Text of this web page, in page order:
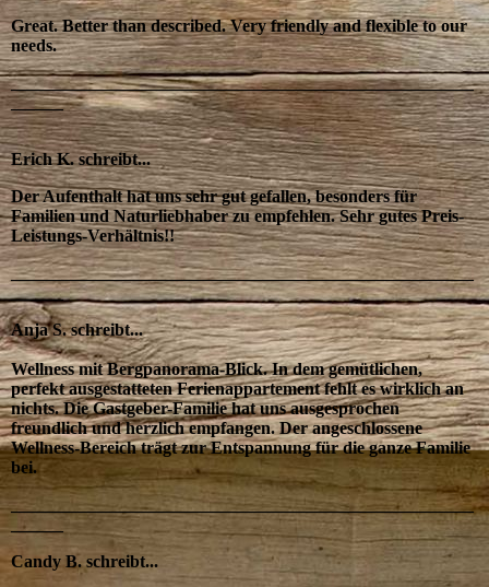
Great. Better than described. Very friendly and flexible to our
needs.
_____________________________________________________
______
Erich K. schreibt...
Der Aufenthalt hat uns sehr gut gefallen, besonders für
Familien und Naturliebhaber zu empfehlen. Sehr gutes Preis-
Leistungs-Verhältnis!!
_____________________________________________________
______
Anja S. schreibt...
Wellness mit Bergpanorama-Blick. In dem gemütlichen,
perfekt ausgestatteten Ferienappartement fehlt es wirklich an
nichts. Die Gastgeber-Familie hat uns ausgesprochen
freundlich und herzlich empfangen. Der angeschlossene
Wellness-Bereich trägt zur Entspannung für die ganze Familie
bei.
_____________________________________________________
______
Candy B. schreibt...